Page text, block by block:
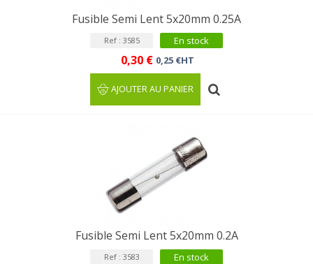
Fusible Semi Lent 5x20mm 0.25A
Ref : 3585 En stock
0,30 € 0,25 €HT
AJOUTER AU PANIER
Fusible Semi Lent 5x20mm 0.2A
Ref : 3583 En stock